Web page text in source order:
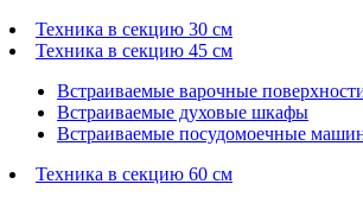
Техника в секцию 30 см
Техника в секцию 45 см
Встраиваемые варочные
Встраиваемые духовые шкафы
Встраиваемые посудомоечные
Техника в секцию 60 см